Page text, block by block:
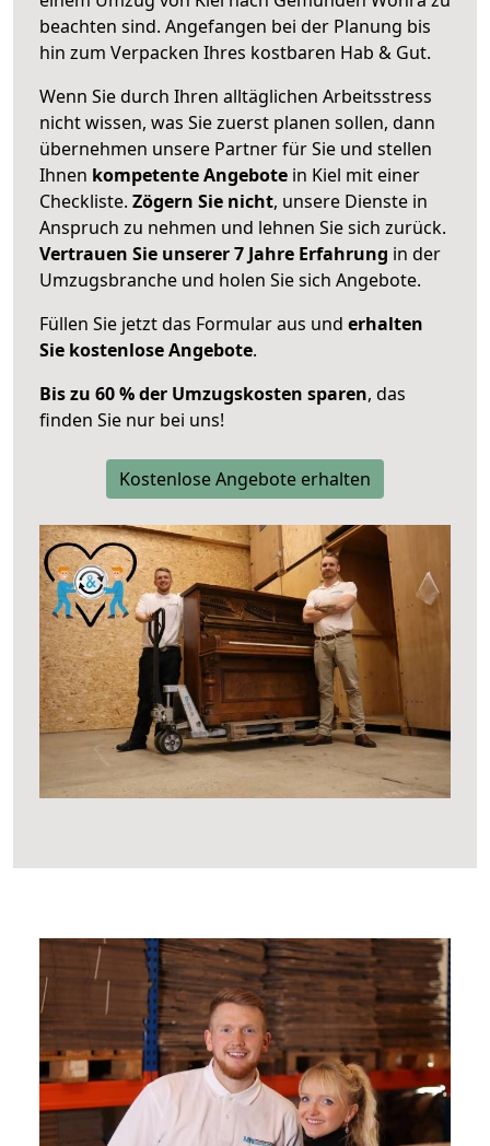
beachten sind. Angefangen bei der Planung bis
hin zum Verpacken Ihres kostbaren Hab & Gut.
Wenn Sie durch Ihren alltäglichen Arbeitsstress
nicht wissen, was Sie zuerst planen sollen, dann
übernehmen unsere Partner für Sie und stellen
Ihnen kompetente Angebote in Kiel mit einer
Checkliste. Zögern Sie nicht, unsere Dienste in
Anspruch zu nehmen und lehnen Sie sich zurück.
Vertrauen Sie unserer 7 Jahre Erfahrung in der
Umzugsbranche und holen Sie sich Angebote.
Füllen Sie jetzt das Formular aus und erhalten
Sie kostenlose Angebote.
Bis zu 60 % der Umzugskosten sparen, das
finden Sie nur bei uns!
Kostenlose Angebote erhalten